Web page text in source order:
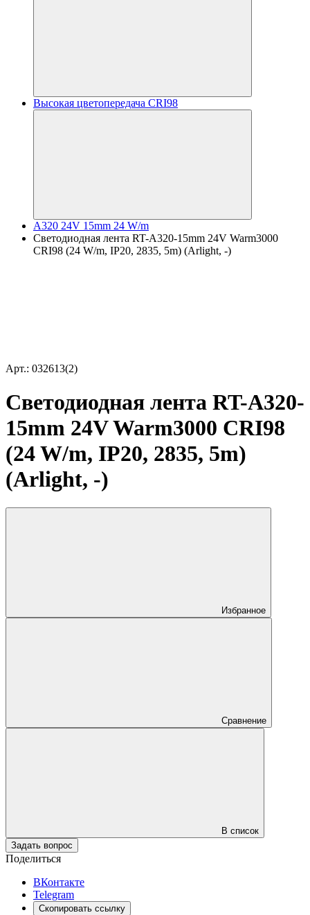
Высокая цветопередача CRI98
A320 24V 15mm 24 W/m
Светодиодная лента RT-A320-15mm 24V Warm3000
CRI98 (24 W/m, IP20, 2835, 5m) (Arlight, -)
Арт.: 032613(2)
Светодиодная лента RT-A320-
15mm 24V Warm3000 CRI98
(24 W/m, IP20, 2835, 5m)
(Arlight, -)
Избранное
Сравнение
В список
Задать вопрос
Поделиться
ВКонтакте
Telegram
Скопировать ссылку